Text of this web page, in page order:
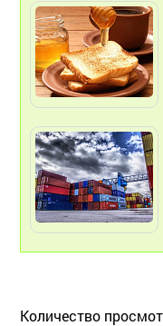
Количество